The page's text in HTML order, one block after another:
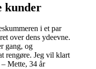
kunder
i et par
over dens ydeevne.
gang, og
rengøre. Jeg vil klart
Mette, 34 år